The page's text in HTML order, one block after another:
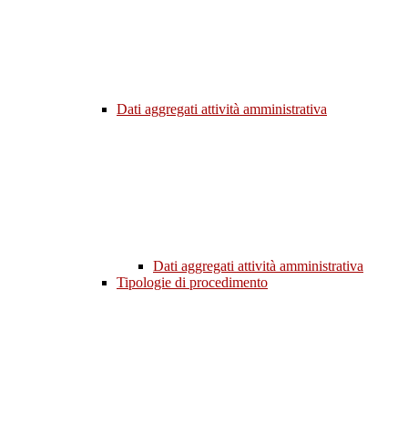
Dati aggregati attività amministrativa
Dati aggregati attività amministrativa
Tipologie di procedimento